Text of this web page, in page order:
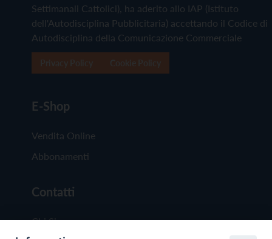
Settimanali Cattolici), ha aderito allo IAP (Istituto
dell'Autodisciplina Pubblicitaria) accettando il Codice di
Autodisciplina della Comunicazione Commerciale
E-Shop
Vendita Online
Abbonamenti
Contatti
Chi Siamo